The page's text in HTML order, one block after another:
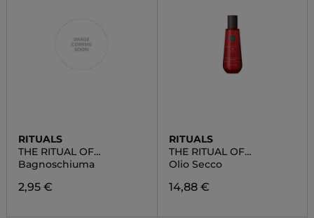
RITUALS
THE RITUAL OF
AYURVEDA
Bagnoschiuma
2,95 €
RITUALS
THE RITUAL OF
AYURVEDA
Olio Secco
14,88 €